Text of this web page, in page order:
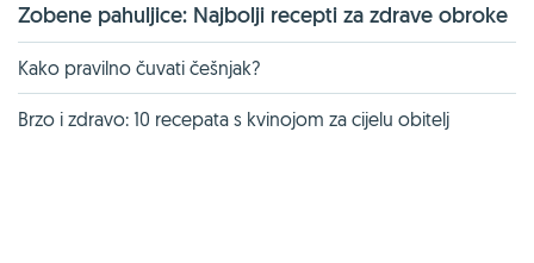
Zobene pahuljice: Najbolji recepti za zdrave obroke
Kako pravilno čuvati češnjak?
Brzo i zdravo: 10 recepata s kvinojom za cijelu obitelj